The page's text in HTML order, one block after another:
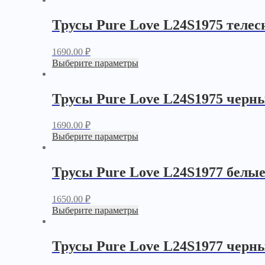
Трусы Pure Love L24S1975
1690.00 ₽
Выберите параметры
Трусы Pure Love L24S1975
1690.00 ₽
Выберите параметры
Трусы Pure Love L24S1977 белые
1650.00 ₽
Выберите параметры
Трусы Pure Love L24S1977